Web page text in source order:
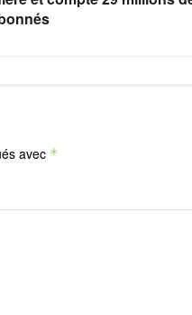
avec *